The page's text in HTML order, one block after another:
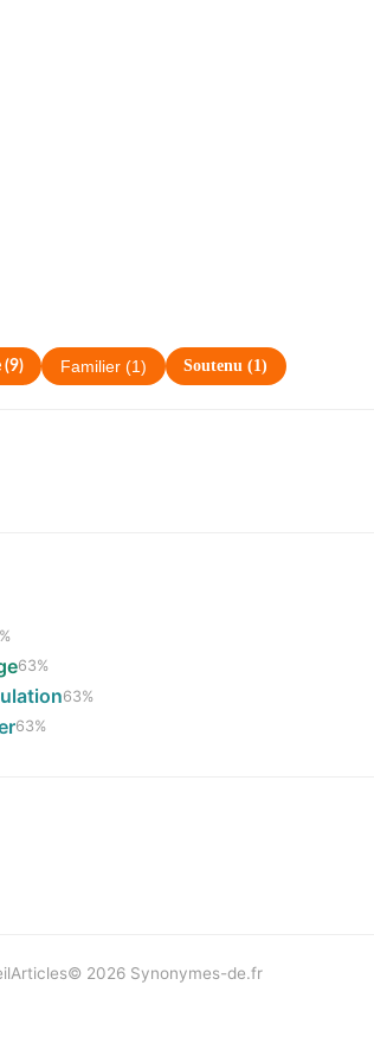
(9) Familier (1 ) Soutenu (1)
%
63%
63%
63%
Articles© 2026 Synonymes-de.fr